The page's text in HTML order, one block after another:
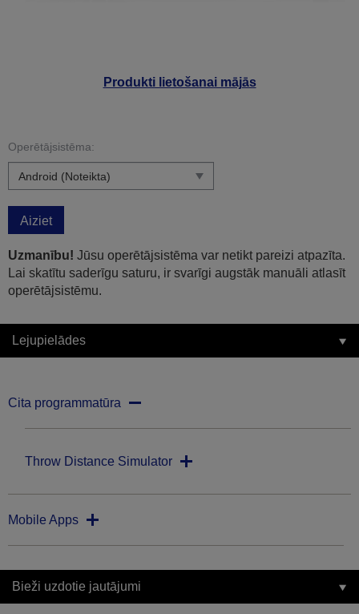
Produkti lietošanai mājās
Operētājsistēma:
Aiziet
Uzmanību! Jūsu operētājsistēma var netikt pareizi atpazīta.
Lai skatītu saderīgu saturu, ir svarīgi augstāk manuāli atlasīt
operētājsistēmu.
Lejupielādes
Cita programmatūra
Throw Distance Simulator
Mobile Apps
Bieži uzdotie jautājumi